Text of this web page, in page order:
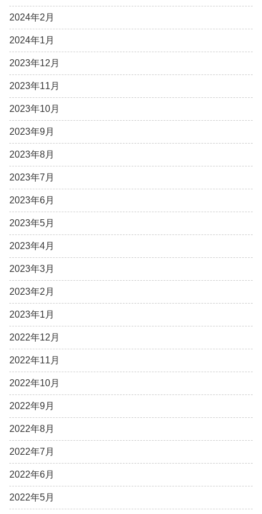
2024年2月
2024年1月
2023年12月
2023年11月
2023年10月
2023年9月
2023年8月
2023年7月
2023年6月
2023年5月
2023年4月
2023年3月
2023年2月
2023年1月
2022年12月
2022年11月
2022年10月
2022年9月
2022年8月
2022年7月
2022年6月
2022年5月